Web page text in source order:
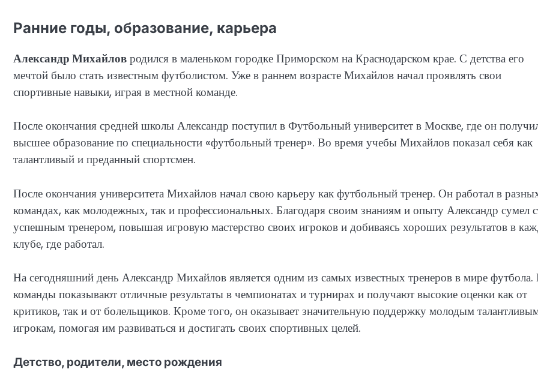
Ранние годы, образование, карьера
Александр Михайловродился в маленьком городке Приморском на Краснодарском крае. С детства его
мечтой было стать известным футболистом. Уже в раннем возрасте Михайлов начал проявлять свои
спортивные навыки, играя в местной команде.
После окончания средней школы Александр поступил в Футбольный университет в Москве, где он
высшее образование по специальности «футбольный тренер». Во время учебы Михайлов показал себя как
талантливый и преданный спортсмен.
После окончания университета Михайлов начал свою карьеру как футбольный тренер. Он работал в
командах, как молодежных, так и профессиональных. Благодаря своим знаниям и опыту Александр сумел
успешным тренером, повышая игровую мастерство своих игроков и добиваясь хороших результатов в
клубе, где работал.
На сегодняшний день Александр Михайлов является одним из самых известных тренеров в мире футбола.
команды показывают отличные результаты в чемпионатах и турнирах и получают высокие оценки как от
критиков, так и от болельщиков. Кроме того, он оказывает значительную поддержку молодым
игрокам, помогая им развиваться и достигать своих спортивных целей.
Детство, родители, место рождения